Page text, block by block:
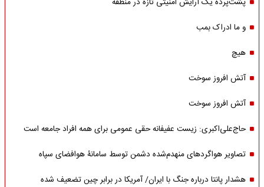
و ما ادراک بمب
هیچ
آتش افروز سوخت
آتش افروز سوخت
حاج‌علی‌اکبری: زیست عفیفانه حقی عمومی برای همه افراد جامعه است
تصاویر هواگردهای منهدم‌شده دشمن توسط سامانۀ هوافضای سپاه
هشدار پانتا درباره جنگ با ایران/ آمریکا در برابر چین تضعیف شده